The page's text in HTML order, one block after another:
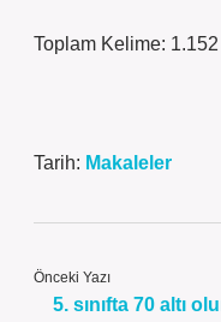
Toplam Kelime: 1.152
Tarih: Makaleler
Önceki Yazı
5. sınıfta 70 altı